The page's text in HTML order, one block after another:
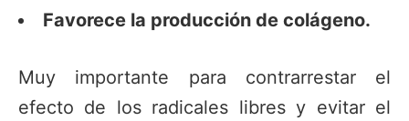
Favorece la producción de colágeno.
Muy importante para contrarrestar el
efecto de los radicales libres y evitar el